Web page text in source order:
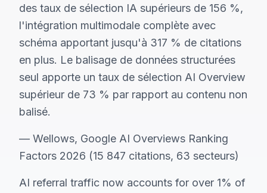
des taux de sélection IA supérieurs de 156 %,
l'intégration multimodale complète avec
schéma apportant jusqu'à 317 % de citations
en plus. Le balisage de données structurées
seul apporte un taux de sélection AI Overview
supérieur de 73 % par rapport au contenu non
balisé.
— Wellows, Google AI Overviews Ranking
Factors 2026 (15 847 citations, 63 secteurs)
AI referral traffic now accounts for over 1% of